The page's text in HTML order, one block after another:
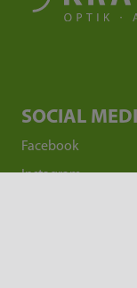
SOCIAL
Facebook
Instagram